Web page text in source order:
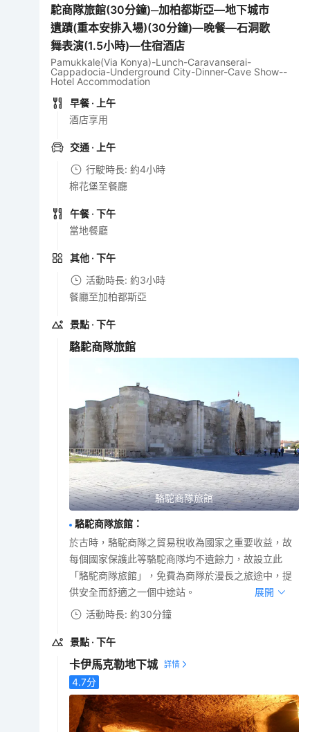
駝商隊旅館(30分鐘)─加柏都斯亞—地下城市
遺蹟(重本安排入場)(30分鐘)—晚餐—石洞歌
舞表演(1.5小時)—住宿酒店
Pamukkale(Via Konya)-Lunch-Caravanserai-
Cappadocia-Underground City-Dinner-Cave Show--
Hotel Accommodation
早餐 · 上午
酒店享用
交通 · 上午
行駛時長: 約4小時
棉花堡至餐廳
午餐 · 下午
當地餐廳
其他 · 下午
活動時長: 約3小時
餐廳至加柏都斯亞
景點 · 下午
駱駝商隊旅館
駱駝商隊旅館
駱駝商隊旅館 ：
於古時，駱駝商隊之貿易稅收為國家之重要收益，故
每個國家保護此等駱駝商隊均不遺餘力，故設立此
「駱駝商隊旅館」，免費為商隊於漫長之旅途中，提
供安全而舒適之一個中途站。
展開
活動時長: 約30分鐘
景點 · 下午
卡伊馬克勒地下城
4.7分